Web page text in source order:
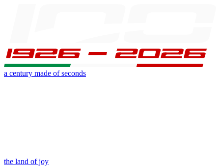
a century made of seconds
the land of joy